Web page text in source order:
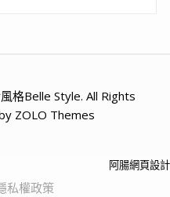
格Belle Style. All Rights
ZOLO Themes
阿腸網頁設計
私權政策